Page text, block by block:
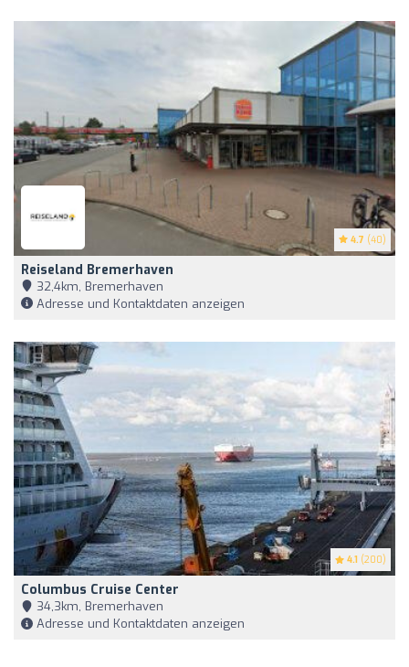
4.7 (40)
Reiseland Bremerhaven
32,4km, Bremerhaven
Adresse und Kontaktdaten anzeigen
4.1 (200)
Columbus Cruise Center
34,3km, Bremerhaven
Adresse und Kontaktdaten anzeigen